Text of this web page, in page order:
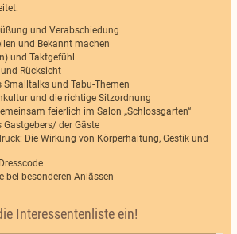
und Verabschiedung
und Bekannt machen
und Taktgefühl
Rücksicht
Smalltalks und Tabu-Themen
und die richtige Sitzordnung
feierlich im Salon „Schlossgarten“
Gastgebers/ der Gäste
Die Wirkung von Körperhaltung, Gestik und
bei besonderen Anlässen
Interessentenliste ein!